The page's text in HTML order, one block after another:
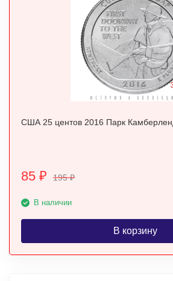
85 ₽ 195₽
В наличии
В корзину